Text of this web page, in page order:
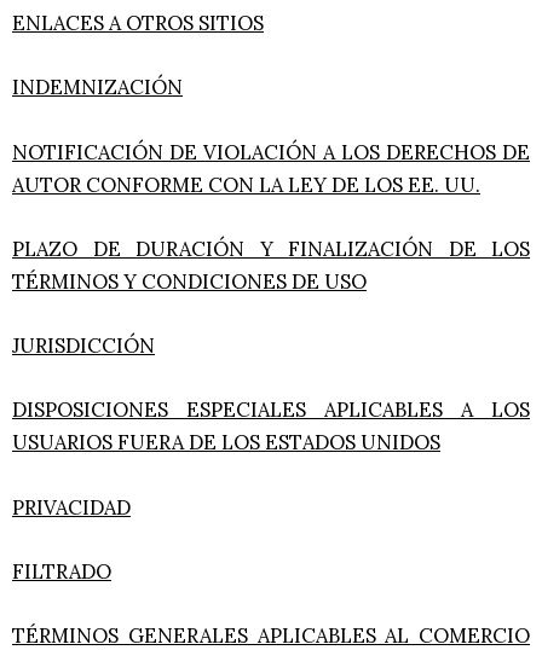
ENLACES A OTROS SITIOS
INDEMNIZACIÓN
NOTIFICACIÓN DE VIOLACIÓN A LOS DERECHOS DE
AUTOR CONFORME CON LA LEY DE LOS EE. UU.
PLAZO DE DURACIÓN Y FINALIZACIÓN DE LOS
TÉRMINOS Y CONDICIONES DE USO
JURISDICCIÓN
DISPOSICIONES ESPECIALES APLICABLES A LOS
USUARIOS FUERA DE LOS ESTADOS UNIDOS
PRIVACIDAD
FILTRADO
TÉRMINOS GENERALES APLICABLES AL COMERCIO